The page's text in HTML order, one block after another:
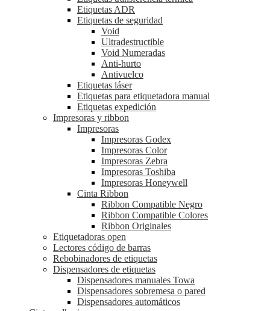
Etiquetas ADR
Etiquetas de seguridad
Void
Ultradestructible
Void Numeradas
Anti-hurto
Antivuelco
Etiquetas láser
Etiquetas para etiquetadora manual
Etiquetas expedición
Impresoras y ribbon
Impresoras
Impresoras Godex
Impresoras Color
Impresoras Zebra
Impresoras Toshiba
Impresoras Honeywell
Cinta Ribbon
Ribbon Compatible Negro
Ribbon Compatible Colores
Ribbon Originales
Etiquetadoras open
Lectores código de barras
Rebobinadores de etiquetas
Dispensadores de etiquetas
Dispensadores manuales Towa
Dispensadores sobremesa o pared
Dispensadores automáticos